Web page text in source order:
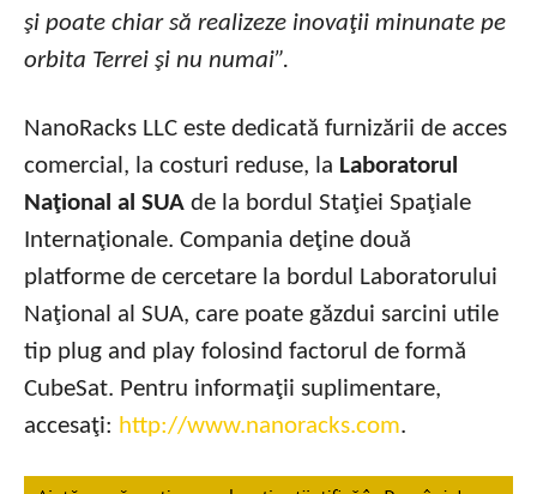
şi poate chiar să realizeze inovaţii minunate pe
orbita Terrei şi nu numai”.
NanoRacks LLC este dedicată furnizării de acces
comercial, la costuri reduse, la Laboratorul
Naţional al SUA de la bordul Staţiei Spaţiale
Internaţionale. Compania deţine două
platforme de cercetare la bordul Laboratorului
Naţional al SUA, care poate găzdui sarcini utile
tip plug and play folosind factorul de formă
CubeSat. Pentru informaţii suplimentare,
accesaţi: http://www.nanoracks.com.